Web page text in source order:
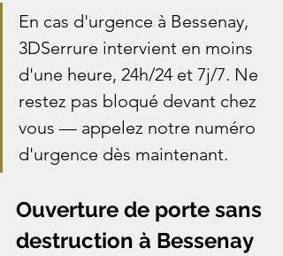
En cas d'urgence à Bessenay,
3DSerrure intervient en moins
d'une heure, 24h/24 et 7j/7. Ne
restez pas bloqué devant chez
vous — appelez notre numéro
d'urgence dès maintenant.
Ouverture de porte sans
destruction à Bessenay